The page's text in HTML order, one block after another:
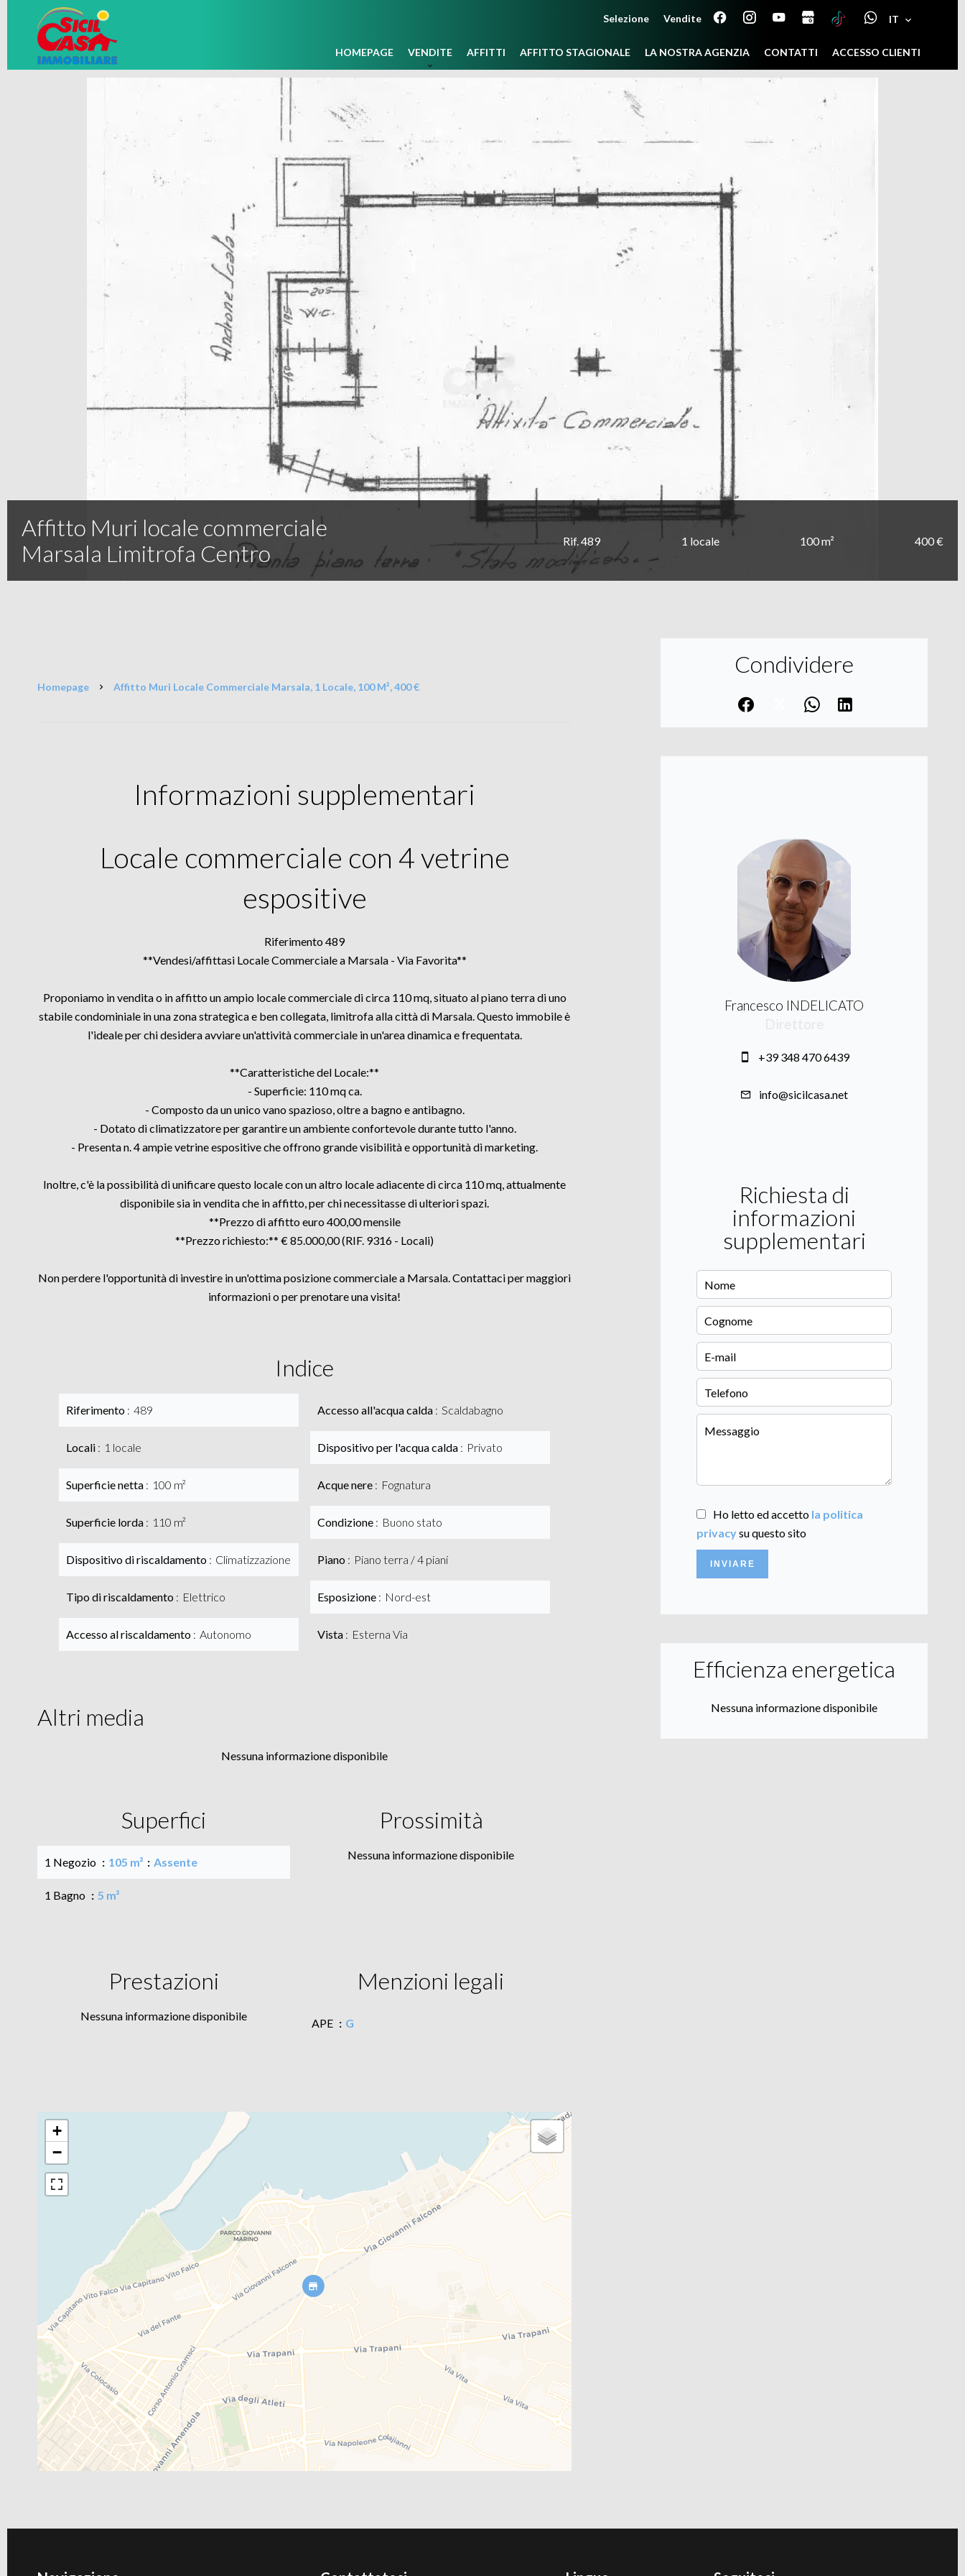
Selezione Vendite IT
HOMEPAGE VENDITE AFFITTI AFFITTO STAGIONALE LA NOSTRA AGENZIA CONTATTI ACCESSO CLIENTI
Affitto Muri locale commerciale
Marsala Limitrofa Centro
Rif. 489 1 locale 100 m² 400 €
Homepage Affitto Muri Locale Commerciale Marsala, 1 Locale, 100 M², 400 €
Informazioni supplementari
Locale commerciale con 4 vetrine
espositive
Riferimento 489
**Vendesi/affittasi Locale Commerciale a Marsala - Via Favorita**
Proponiamo in vendita o in affitto un ampio locale commerciale di circa 110 mq, situato al piano terra di uno
stabile condominiale in una zona strategica e ben collegata, limitrofa alla città di Marsala. Questo immobile è
l'ideale per chi desidera avviare un'attività commerciale in un'area dinamica e frequentata.
**Caratteristiche del Locale:**
- Superficie: 110 mq ca.
- Composto da un unico vano spazioso, oltre a bagno e antibagno.
- Dotato di climatizzatore per garantire un ambiente confortevole durante tutto l'anno.
- Presenta n. 4 ampie vetrine espositive che offrono grande visibilità e opportunità di marketing.
Inoltre, c'è la possibilità di unificare questo locale con un altro locale adiacente di circa 110 mq, attualmente
disponibile sia in vendita che in affitto, per chi necessitasse di ulteriori spazi.
**Prezzo di affitto euro 400,00 mensile
**Prezzo richiesto:** € 85.000,00 (RIF. 9316 - Locali)
Non perdere l'opportunità di investire in un'ottima posizione commerciale a Marsala. Contattaci per maggiori
informazioni o per prenotare una visita!
Indice
Riferimento 489
Locali 1 locale
Superficie netta 100 m²
Superficie lorda 110 m²
Dispositivo di riscaldamento Climatizzazione
Tipo di riscaldamento Elettrico
Accesso al riscaldamento Autonomo
Accesso all'acqua calda Scaldabagno
Dispositivo per l'acqua calda Privato
Acque nere Fognatura
Condizione Buono stato
Piano Piano terra / 4 piani
Esposizione Nord-est
Vista Esterna Via
Altri media
Nessuna informazione disponibile
Superfici
1 Negozio 105 m² Assente
1 Bagno 5 m²
Prossimità
Nessuna informazione disponibile
Prestazioni
Nessuna informazione disponibile
Menzioni legali
APE G
+
−
Condividere
Francesco INDELICATO
+39 348 470 6439
info@sicilcasa.net
Richiesta di
informazioni
supplementari
Ho letto ed accetto la politica
privacysu questo sito
INVIARE
Efficienza energetica
Nessuna informazione disponibile